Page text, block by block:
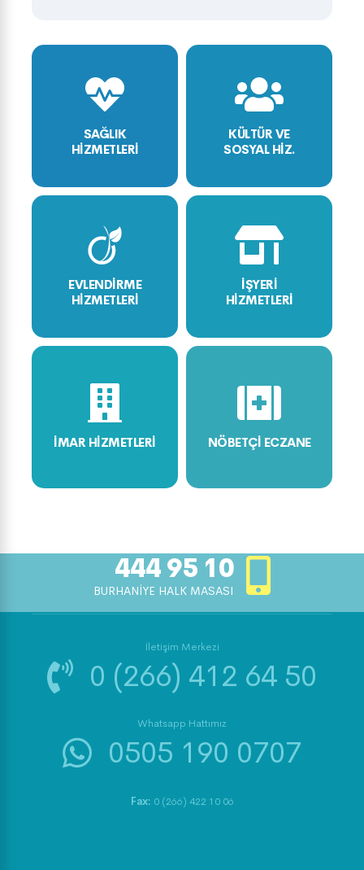
SAĞLIK
HİZMETLERİ
KÜLTÜR VE
SOSYAL HİZ.
EVLENDİRME
HİZMETLERİ
İŞYERİ
HİZMETLERİ
İMAR HİZMETLERİ NÖBETÇİ ECZANE
444 95 10
BURHANİYE HALK MASASI
İletişim Merkezi
0 (266) 412 64 50
Whatsapp Hattımız
0505 190 0707
Fax: 0 (266) 422 10 06